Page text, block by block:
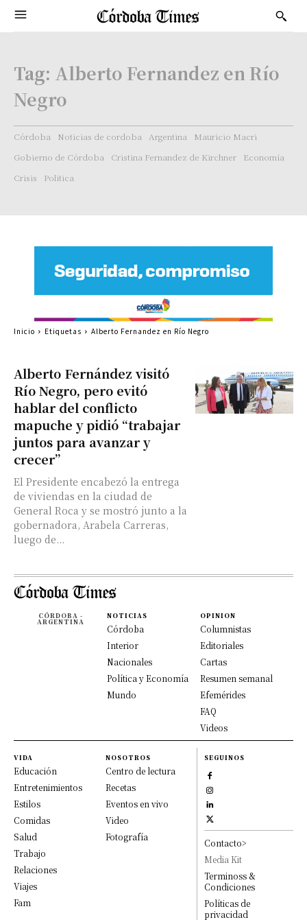
Tag: Alberto Fernandez en Río
Negro
Córdoba Noticias de cordoba Argentina
Mauricio Macri
Gobierno de Córdoba
Cristina Fernandez de Kirchner
Economía
Crisis
Politica
Alberto Fernández visitó
Río Negro, pero evitó
hablar del conflicto
mapuche y pidió “trabajar
juntos para avanzar y
crecer”
El Presidente encabezó la entrega
de viviendas en la ciudad de
General Roca y se mostró junto a la
gobernadora, Arabela Carreras,
luego de...
Inicio Etiquetas Alberto Fernandez en Río Negro
CÓRDOBA -
ARGENTINA
NOTICIAS
Córdoba
Interior
Nacionales
Política y Economía
Mundo
OPINION
Columnistas
Editoriales
Cartas
Resumen semanal
Efemérides
FAQ
Videos
VIDA
Educación
Entretenimientos
Estilos
Comidas
Salud
Trabajo
Relaciones
Viajes
Fam
NOSOTROS
Centro de lectura
Recetas
Eventos en vivo
Video
Fotografía
SEGUINOS
Contacto>
Media Kit
Terminoss &
Condiciones
Políticas de
privacidad